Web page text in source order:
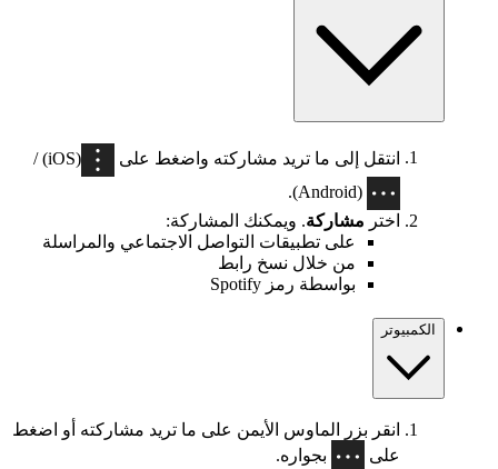
انتقل إلى ما تريد مشاركته واضغط على
(iOS) /
(Android).
اختر مشاركة. ويمكنك المشاركة:
على تطبيقات التواصل الاجتماعي والمراسلة
من خلال نسخ رابط
بواسطة رمز Spotify
الكمبيوتر
انقر بزر الماوس الأيمن على ما تريد مشاركته أو اضغط
على
بجواره.